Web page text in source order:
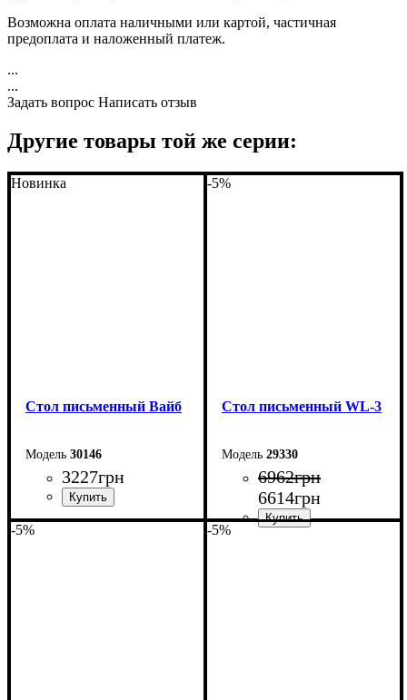
Возможна оплата наличными или картой, частичная
предоплата и наложенный платеж.
...
...
Задать вопрос Написать отзыв
Другие товары той же серии:
Новинка
Стол письменный Вайб
30146
3227грн
-5%
Стол письменный WL-3
29330
6962грн
6614грн
-5% -5%